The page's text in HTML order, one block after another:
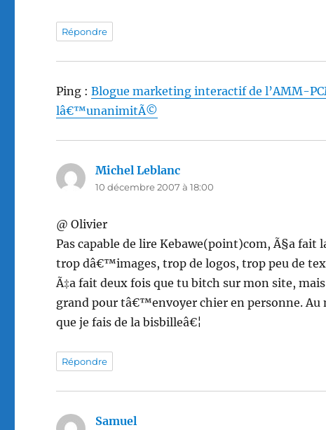
Répondre
Ping :Blogue marketing interactif de l’AMM-
lâ€™unanimitÃ©
Michel Leblanc
10 décembre 2007 à 18:00
@ Olivier
Pas capable de lire Kebawe(point)com, Ã§a
trop dâ€™images, trop de logos, trop peu de
Ã‡a fait deux fois que tu bitch sur mon site,
grand pour tâ€™envoyer chier en personne. Au
que je fais de la bisbilleâ€¦
Répondre
Samuel